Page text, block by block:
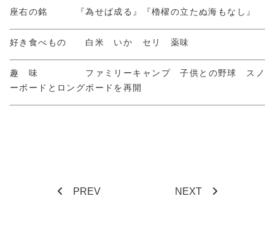
座右の銘 『為せば成る』『櫓櫂の立たぬ海もなし』
好き食べもの 白米 いか セリ 薬味
趣 味 ファミリーキャンプ 子供との野球 スノ
ーボードとロングボードを再開
PREV NEXT